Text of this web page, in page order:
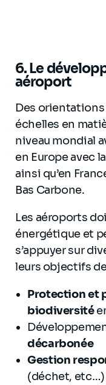
6.Le
aéroport
Des
échelles en
niveau mondial
en Europe avec
ainsi qu’en
Bas Carbone.
Les aéroports
énergétique et
s’appuyer sur
leurs objectifs
Protection et
biodiversité
décarbonée
Gestion
(déchet, etc…)